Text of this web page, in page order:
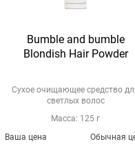
120
Bumble and bumble
Blondish Hair Powder
Сухое очищающее средство
светлых волос
Масса: 125 г
Обычная
Ваша цена